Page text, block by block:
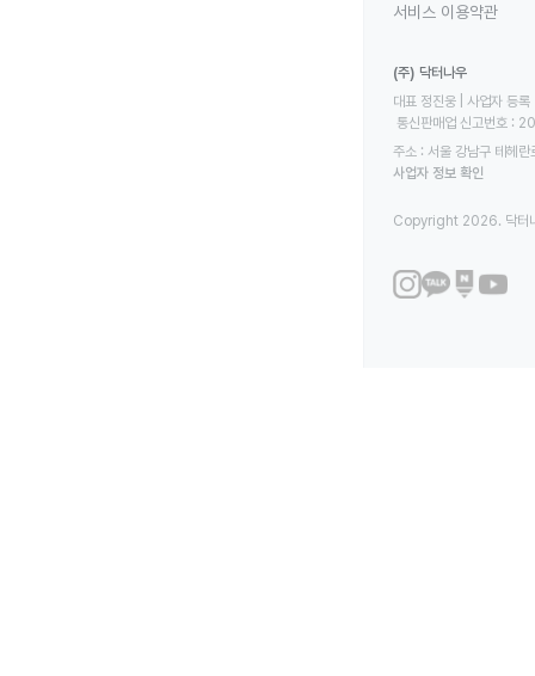
서비스 이용약관
(주) 닥터나우
대표 정진웅 | 사업자
통신판매업 신고번호
주소 : 서울 강남구 테헤
사업자 정보 확인
Copyright 2026. 닥터